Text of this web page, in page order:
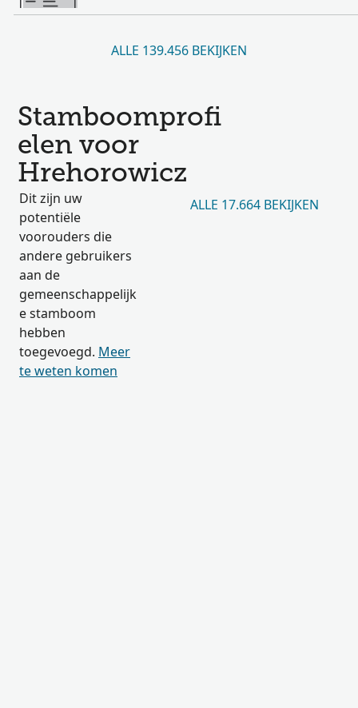
ALLE 139.456 BEKIJKEN
Stamboomprofi
elen voor
Hrehorowicz
Dit zijn uw
potentiële
voorouders die
andere gebruikers
aan de
gemeenschappelijk
e stamboom
hebben
toegevoegd. Meer
te weten komen
ALLE 17.664 BEKIJKEN